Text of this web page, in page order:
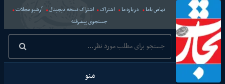
تماس باما درباره ما اشتراک اشتراک نسخه دیجیتال
آرشیو مجلات
جستجوی پیشرفته
منو